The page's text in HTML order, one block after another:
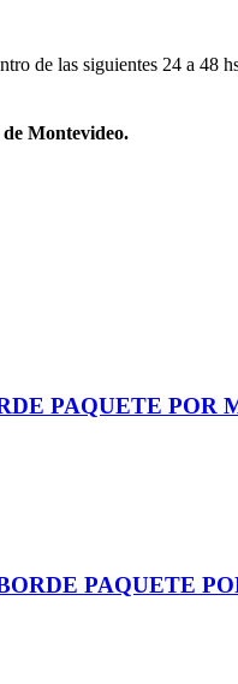
de las siguientes 24 a 48
Montevideo.
PAQUETE POR
PAQUETE